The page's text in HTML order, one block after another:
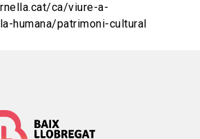
ca/viure-a-
humana/patrimoni-cultural